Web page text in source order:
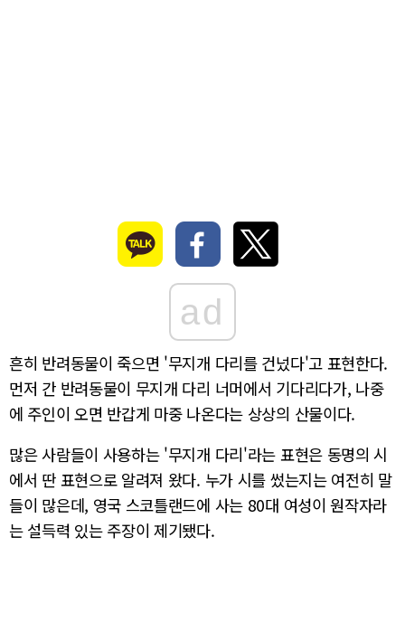
ad
흔히 반려동물이 죽으면 '무지개 다리를 건넜다'고 표현한다.
먼저 간 반려동물이 무지개 다리 너머에서 기다리다가, 나중
에 주인이 오면 반갑게 마중 나온다는 상상의 산물이다.
많은 사람들이 사용하는 '무지개 다리'라는 표현은 동명의 시
에서 딴 표현으로 알려져 왔다. 누가 시를 썼는지는 여전히 말
들이 많은데, 영국 스코틀랜드에 사는 80대 여성이 원작자라
는 설득력 있는 주장이 제기됐다.